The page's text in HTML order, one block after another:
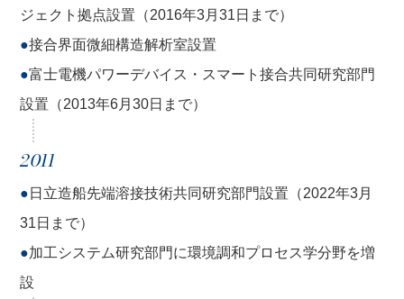
ジェクト拠点設置（2016年3月31日まで）
●接合界面微細構造解析室設置
●富士電機パワーデバイス・スマート接合共同研究部門
設置（2013年6月30日まで）
2011
● 日立造船先端溶接技術共同研究部門設置（2022年3月
31日まで）
●加工システム研究部門に環境調和プロセス学分野を増
設